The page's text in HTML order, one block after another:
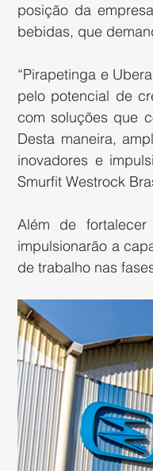
posição da
bebidas, que
“Pirapetinga e
pelo potencial de
com soluções que
Desta maneira,
inovadores e
Smurfit Westrock
Além de
impulsionarão a
de trabalho nas